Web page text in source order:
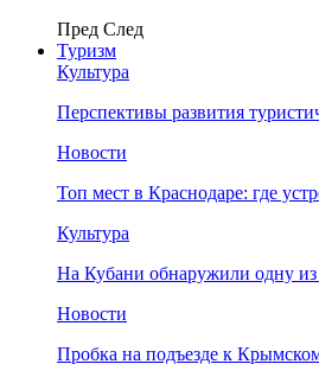
Пред След
Туризм
Культура
Перспективы развития
Новости
Топ мест в Краснодаре: где
Культура
На Кубани обнаружили одну
Новости
Пробка на подъезде к